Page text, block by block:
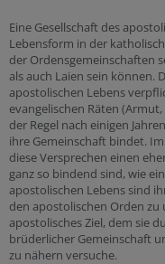
Eine Gesellschaft des
Lebensform in der
der Ordensgemeinschaften
als auch Laien sein können.
apostolischen Lebens
evangelischen Räten
der Regel nach einigen
ihre Gemeinschaft bindet.
diese Versprechen einen
ganz so bindend sind, wie
apostolischen Lebens sind
den apostolischen Orden zu
apostolisches Ziel, dem sie
brüderlicher Gemeinschaft
zu nähern versuche.